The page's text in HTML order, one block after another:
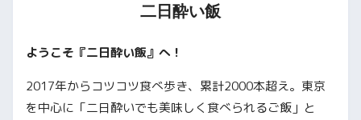
二日酔い飯
ようこそ『二日酔い飯』へ！
2017年からコツコツ食べ歩き、累計2000本超え。東京
を中心に「二日酔いでも美味しく食べられるご飯」と